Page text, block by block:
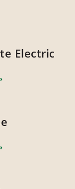
Electric